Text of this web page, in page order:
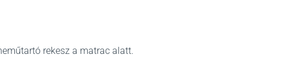
rekesz a matrac alatt.